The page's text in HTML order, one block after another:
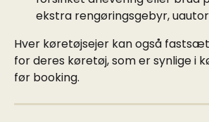
ekstra rengøringsgebyr,
Hver køretøjsejer kan også
for deres køretøj, som er synlige i
før booking.